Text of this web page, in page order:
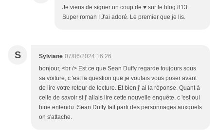
Je viens de signer un coup de ♥ sur le blog 813.
Super roman ! J'ai adoré. Le premier que je lis.
S Sylviane 07/06/2024 16:26
bonjour, <br /> Est ce que Sean Duffy regarde toujours sous
sa voiture, c 'est la question que je voulais vous poser avant
de lire votre retour de lecture. Et bien j' ai la réponse. Quant à
celle de savoir si j' allais lire cette nouvelle enquête, c 'est oui
bine entendu. Sean Duffy fait parti des personnages auxquels
on s'attache.